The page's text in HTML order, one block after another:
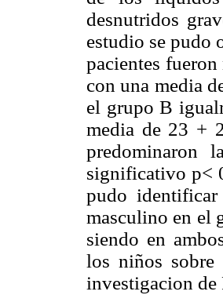
desnutridos
estudio se pudo
pacientes
con una media
el grupo B
media de 23 +
predominaron
significativo p<
pudo
masculino en el
siendo en
los niños sobre
investigacion de